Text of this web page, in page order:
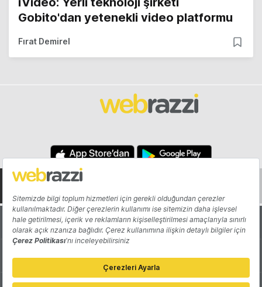
Gobito'dan yetenekli video platformu
Fırat Demirel
Hakkında Yazarlar
Katkıda Bulun Reklam